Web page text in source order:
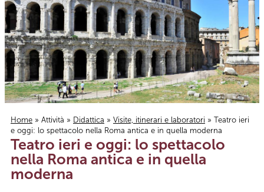
Tu sei qui
Home » Attività » Didattica » Visite, itinerari e laboratori » Teatro ieri
e oggi: lo spettacolo nella Roma antica e in quella moderna
Teatro ieri e oggi: lo spettacolo
nella Roma antica e in quella
moderna